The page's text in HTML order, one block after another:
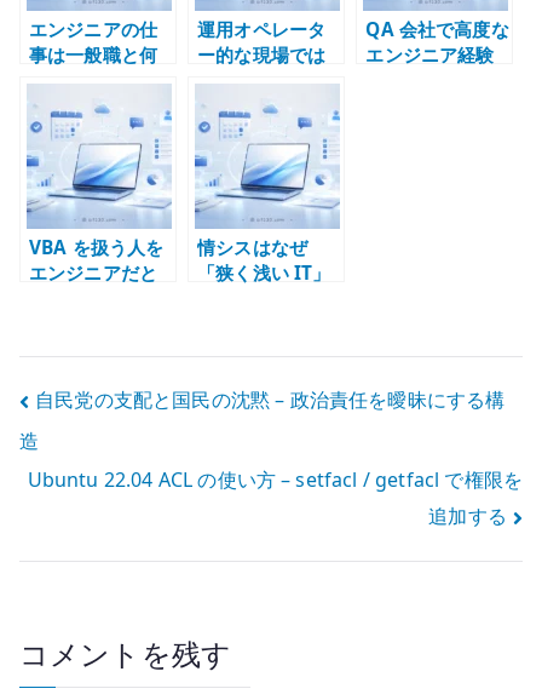
エンジニアの仕
事は一般職と何
が違うのか – 技
術判断と不確実
性を扱う仕事
運用オペレータ
ー的な現場では
エンジニア経験
を積みにくい
QA 会社で高度な
エンジニア経験
VBA を扱う人を
エンジニアだと
情シスはなぜ
「狭く浅い IT」
投
稿
ナ
ビ
ー
自民党の支配と国民の沈黙 – 政治責任を曖昧にする構
造
Ubuntu 22.04 ACL の使い方 – setfacl / getfacl で権限を
追加する
コメントを残す